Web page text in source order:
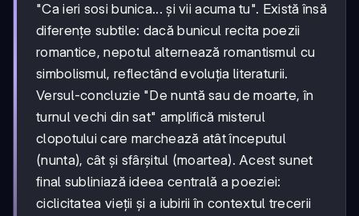
"Ca ieri sosi bunica... și vii acuma tu". Există însă
diferențe subtile: dacă bunicul recita poezii
romantice, nepotul alternează romantismul cu
simbolismul, reflectând evoluția literaturii.
Versul-concluzie "De nuntă sau de moarte, în
turnul vechi din sat" amplifică misterul
clopotului care marchează atât începutul
(nunta), cât și sfârșitul (moartea). Acest sunet
final subliniază ideea centrală a poeziei:
ciclicitatea vieții și a iubirii în contextul trecerii